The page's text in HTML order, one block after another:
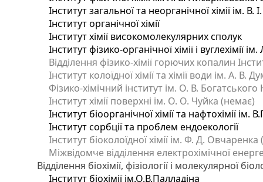
Інститут загальної та неорганічної хімії ім. В.
Інститут органічної хімії
Інститут хімії високомолекулярних сполук
Інститут фізико-органічної хімії і вуглехімії
Відділення фізико-хімії горючих копалин
Інститут колоїдної хімії та хімії води ім. А.
Фізико-хімічний інститут ім. О. В.
Інститут хімії поверхні ім. О. О. Чуйка (немає)
Інститут біоорганічної хімії та нафтохімії ім.
Інститут сорбції та проблем ендоекології
Інститут біоколоїдної хімії ім. Ф. Д.
Міжвідомче відділення електрохімічної
Відділення біохімії, фізіології і молекулярної
Інститут біохімії ім.О.В.Палладіна